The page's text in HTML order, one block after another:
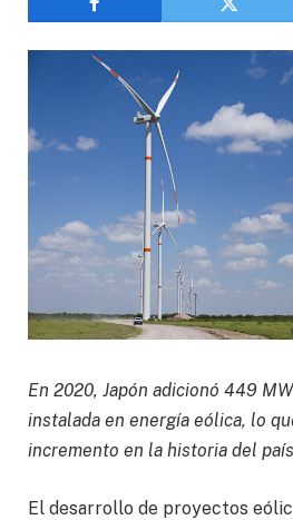
En 2020, Japón adicionó 449
instalada en energía eólica, lo
incremento en la historia del país
El desarrollo de proyectos